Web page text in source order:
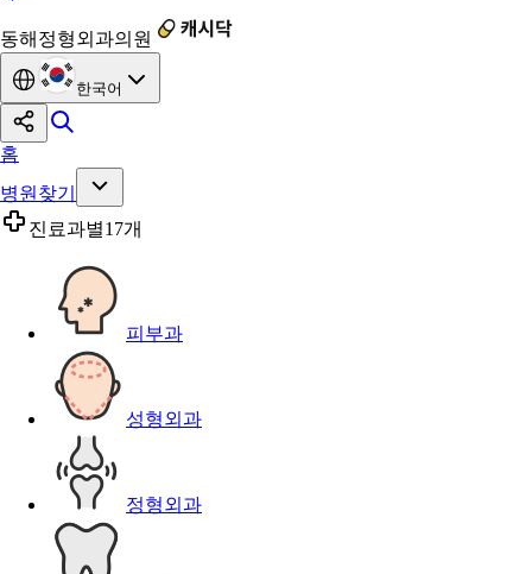
동해정형외과의원
한국어
홈
병원찾기
진료과별17개
피부과
성형외과
정형외과